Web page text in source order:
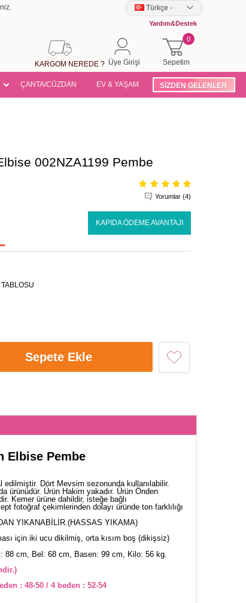
Türkçe -
Yardım&Destek
Sepetim
0
Üye Girişi
KARGOM NEREDE ?
ÇANTA/CÜZDAN EV & YAŞAM SİZDEN GELENLER
002NZA1199 Pembe
Yorumlar (4)
KAPIDA ÖDEME AVANTAJI
Sepete Ekle
Elbise Pembe
edilmiştir. Dört Mevsim sezonunda kullanılabilir.
ürünüdür. Ürün Hakim yakadır. Ürün Önden
Kemer ürüne dahildir, isteğe bağlı
fotoğraf çekimlerinden dolayı üründe ton farklılığı
YIKANABİLİR.(HASSAS YIKAMA)
için iki ucu dikilmiş, orta kısım boş (dikişsiz)
88 cm, Bel: 68 cm, Basen: 99 cm, Kilo: 56 kg.
: 48-50 / 4 beden : 52-54